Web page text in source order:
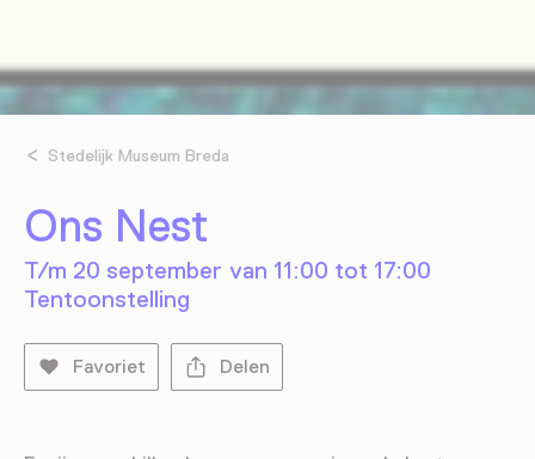
Stedelijk Museum Breda
Ons Nest
T/m 20 september van 11:00 tot 17:00
Tentoonstelling
Favoriet Delen